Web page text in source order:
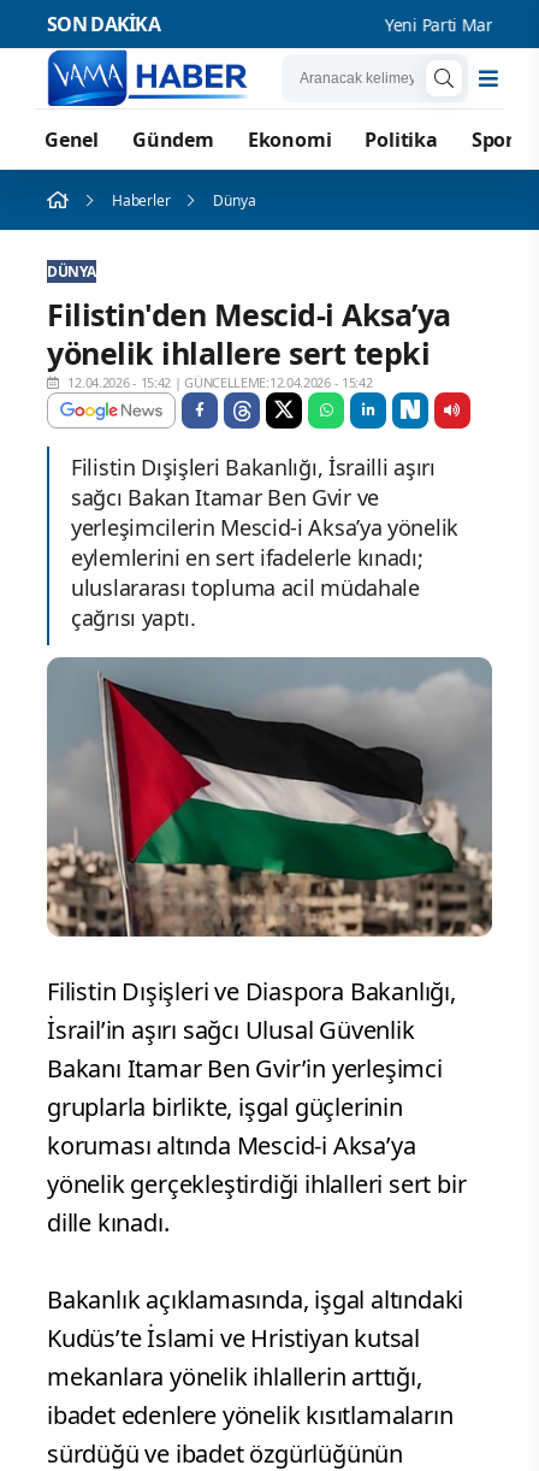
SON DAKİKA Yeni Parti Manisa İl
Genel Gündem Ekonomi Politika Spor
Haberler Dünya
DÜNYA
Filistin'den Mescid-i Aksa’ya
yönelik ihlallere sert tepki
12.04.2026 - 15:42 |GÜNCELLEME:12.04.2026 - 15:42
Filistin Dışişleri Bakanlığı, İsrailli aşırı
sağcı Bakan Itamar Ben Gvir ve
yerleşimcilerin Mescid-i Aksa’ya yönelik
eylemlerini en sert ifadelerle kınadı;
uluslararası topluma acil müdahale
çağrısı yaptı.
Filistin Dışişleri ve Diaspora Bakanlığı,
İsrail’in aşırı sağcı Ulusal Güvenlik
Bakanı Itamar Ben Gvir’in yerleşimci
gruplarla birlikte, işgal güçlerinin
koruması altında Mescid-i Aksa’ya
yönelik gerçekleştirdiği ihlalleri sert bir
dille kınadı.
Bakanlık açıklamasında, işgal altındaki
Kudüs’te İslami ve Hristiyan kutsal
mekanlara yönelik ihlallerin arttığı,
ibadet edenlere yönelik kısıtlamaların
sürdüğü ve ibadet özgürlüğünün